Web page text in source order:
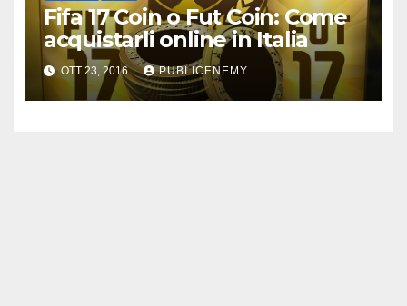
Fifa 17 Coin o Fut Coin: Come
acquistarli online in Italia
OTT 23, 2016 PUBLICENEMY